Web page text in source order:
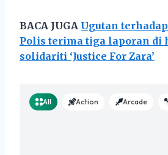
BACA JUGA Ugutan
Polis terima tiga laporan di
solidariti ‘Justice For Zara’